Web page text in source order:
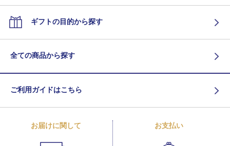
ギフトの目的から探す
全ての商品から探す
ご利用ガイドはこちら
お届けに関して お支払い